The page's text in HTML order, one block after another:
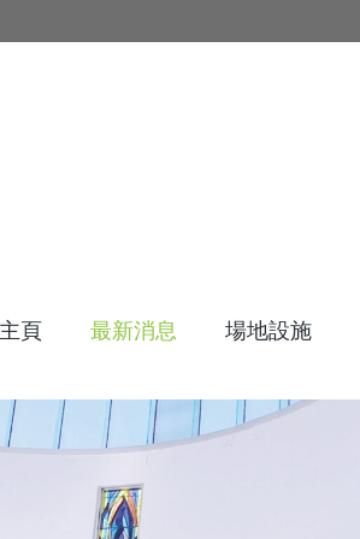
主頁 最新消息 場地設施